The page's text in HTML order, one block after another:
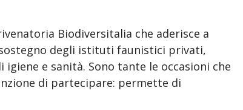
Biodiversitalia che aderisce a
degli istituti faunistici privati,
e sanità. Sono tante le occasioni che
di partecipare: permette di